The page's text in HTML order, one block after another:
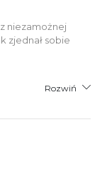
niezamożnej
zjednał sobie
Rozwiń